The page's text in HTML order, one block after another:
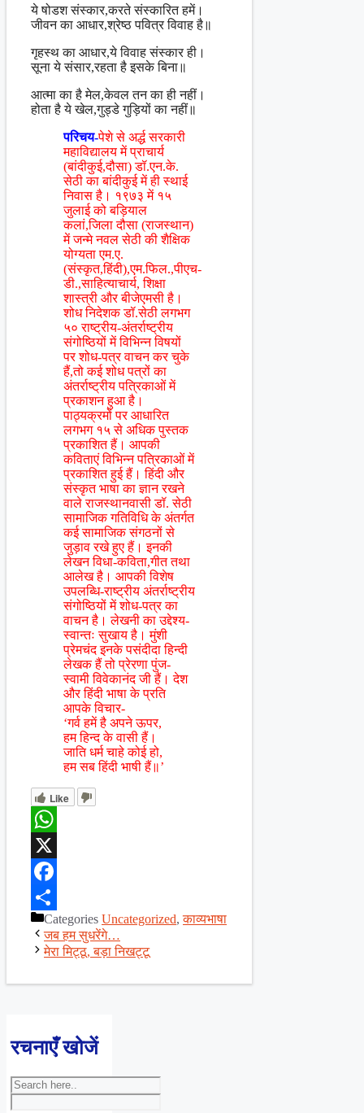
ये षोडश संस्कार,करते संस्कारित हमें।
जीवन का आधार,श्रेष्ठ पवित्र विवाह है॥
गृहस्थ का आधार,ये विवाह संस्कार ही।
सूना ये संसार,रहता है इसके बिना॥
आत्मा का है मेल,केवल तन का ही नहीं।
होता है ये खेल,गुड्डे गुड़ियों का नहीं॥
परिचय-पेशे से अर्द्ध सरकारी
महाविद्यालय में प्राचार्य
(बांदीकुई,दौसा) डॉ.एन.के.
सेठी का बांदीकुई में ही स्थाई
निवास है। १९७३ में १५
जुलाई को बड़ियाल
कलां,जिला दौसा (राजस्थान)
में जन्मे नवल सेठी की शैक्षिक
योग्यता एम.ए.
(संस्कृत,हिंदी),एम.फिल.,पीएच-
डी.,साहित्याचार्य, शिक्षा
शास्त्री और बीजेएमसी है।
शोध निदेशक डॉ.सेठी लगभग
५० राष्ट्रीय-अंतर्राष्ट्रीय
संगोष्ठियों में विभिन्न विषयों
पर शोध-पत्र वाचन कर चुके
हैं,तो कई शोध पत्रों का
अंतर्राष्ट्रीय पत्रिकाओं में
प्रकाशन हुआ है।
पाठ्यक्रमों पर आधारित
लगभग १५ से अधिक पुस्तक
प्रकाशित हैं। आपकी
कविताएं विभिन्न पत्रिकाओं में
प्रकाशित हुई हैं। हिंदी और
संस्कृत भाषा का ज्ञान रखने
वाले राजस्थानवासी डॉ. सेठी
सामाजिक गतिविधि के अंतर्गत
कई सामाजिक संगठनों से
जुड़ाव रखे हुए हैं। इनकी
लेखन विधा-कविता,गीत तथा
आलेख है। आपकी विशेष
उपलब्धि-राष्ट्रीय अंतर्राष्ट्रीय
संगोष्ठियों में शोध-पत्र का
वाचन है। लेखनी का उद्देश्य-
स्वान्तः सुखाय है। मुंशी
प्रेमचंद इनके पसंदीदा हिन्दी
लेखक हैं तो प्रेरणा पुंज-
स्वामी विवेकानंद जी हैं। देश
और हिंदी भाषा के प्रति
आपके विचार-
‘गर्व हमें है अपने ऊपर,
हम हिन्द के वासी हैं।
जाति धर्म चाहे कोई हो,
हम सब हिंदी भाषी हैं॥’
Like
WhatsApp
X
Facebook
ShareCategories Uncategorized,काव्यभाषा
जब हम सुधरेंगे…
मेरा मिट्ठू, बड़ा निखट्टू
रचनाएँ खोजें